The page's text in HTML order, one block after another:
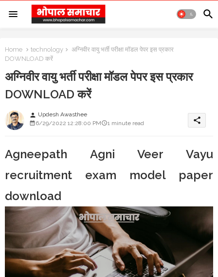
Home technology
अग्निवीर वायु भर्ती परीक्षा मॉडल पेपर इस प्रकार
DOWNLOAD करें
अग्निवीर वायु भर्ती परीक्षा मॉडल पेपर इस प्रकार
DOWNLOAD करें
person Updesh Awasthee
6/29/2022 12:28:00 PM
1 minute read share
Agneepath Agni Veer Vayu
recruitment exam model paper
download